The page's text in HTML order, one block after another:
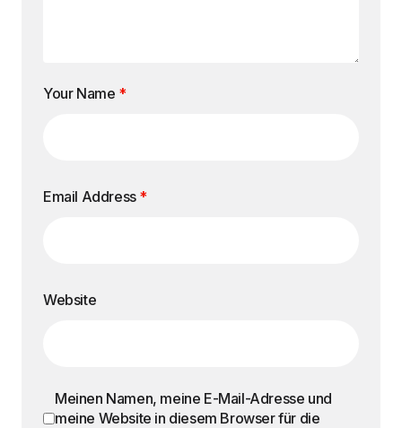
Your Name *
Email Address *
Website
Meinen Namen, meine E-Mail-Adresse und
meine Website in diesem Browser für die